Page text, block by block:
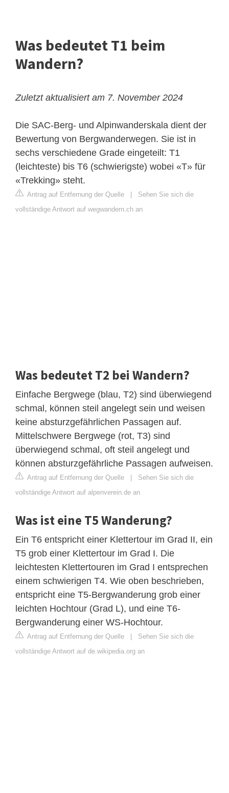
Was bedeutet T1 beim
Wandern?
Zuletzt aktualisiert am 7. November 2024
Die SAC-Berg- und Alpinwanderskala dient der
Bewertung von Bergwanderwegen. Sie ist in
sechs verschiedene Grade eingeteilt: T1
(leichteste) bis T6 (schwierigste) wobei «T» für
«Trekking» steht.
Antrag auf Entfernung der Quelle
Sehen Sie sich die
vollständige Antwort auf wegwandern.ch an
Was bedeutet T2 bei Wandern?
Einfache Bergwege (blau, T2) sind überwiegend
schmal, können steil angelegt sein und weisen
keine absturzgefährlichen Passagen auf.
Mittelschwere Bergwege (rot, T3) sind
überwiegend schmal, oft steil angelegt und
können absturzgefährliche Passagen aufweisen.
Antrag auf Entfernung der Quelle
Sehen Sie sich die
vollständige Antwort auf alpenverein.de an
Was ist eine T5 Wanderung?
Ein T6 entspricht einer Klettertour im Grad II, ein
T5 grob einer Klettertour im Grad I. Die
leichtesten Klettertouren im Grad I entsprechen
einem schwierigen T4. Wie oben beschrieben,
entspricht eine T5-Bergwanderung grob einer
leichten Hochtour (Grad L), und eine T6-
Bergwanderung einer WS-Hochtour.
Antrag auf Entfernung der Quelle
Sehen Sie sich die
vollständige Antwort auf de.wikipedia.org an